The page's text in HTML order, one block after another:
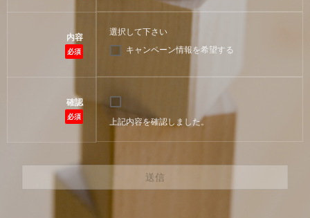
内容
必須
選択して下さい
キャンペーン情報を希望する
確認
必須
上記内容を確認しました。